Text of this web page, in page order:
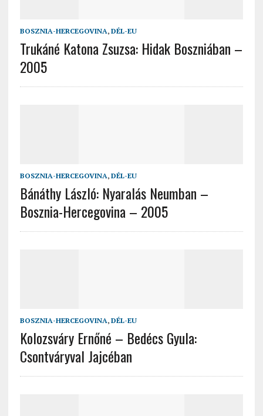
BOSZNIA-HERCEGOVINA, DÉL-EU
Trukáné Katona Zsuzsa: Hidak Boszniában –
2005
BOSZNIA-HERCEGOVINA, DÉL-EU
Bánáthy László: Nyaralás Neumban –
Bosznia-Hercegovina – 2005
BOSZNIA-HERCEGOVINA, DÉL-EU
Kolozsváry Ernőné – Bedécs Gyula:
Csontváryval Jajcéban